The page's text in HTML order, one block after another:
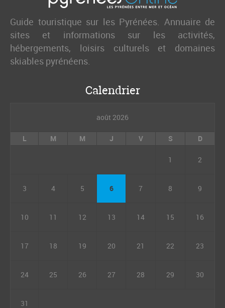
Guide touristique sur les Pyrénées. Annuaire de
sites et informations sur les activités,
hébergements, loisirs culturels et domaines
skiables pyrénéens.
Calendrier
août 2026
L M M J V S D
1 2
3 4 5 6 7 8 9
10 11 12 13 14 15 16
17 18 19 20 21 22 23
24 25 26 27 28 29 30
31